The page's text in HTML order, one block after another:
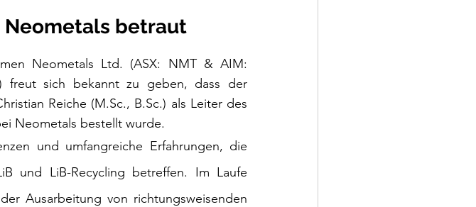
Neometals betraut
Neometals Ltd. (ASX: NMT & AIM:
freut sich bekannt zu geben, dass der
Reiche (M.Sc., B.Sc.) als Leiter des
Neometals bestellt wurde.
und umfangreiche Erfahrungen, die
und LiB-Recycling betreffen. Im Laufe
Ausarbeitung von richtungsweisenden